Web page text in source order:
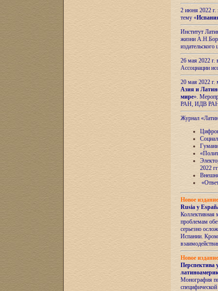
2 июня 2022 г.
тему «
Институт
жизни
26 мая 2022
Ассоциации
20 мая 2022
Азия и
мире».
РАН, ИДВ
Журнал
2022
Новое
Rusia y
Коллективная
проблемам
серьезно
Испании.
Новое
Перспектива
Монография